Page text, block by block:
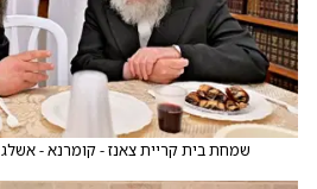
שמחת בית קריית צאנז - קומרנא - אשלג